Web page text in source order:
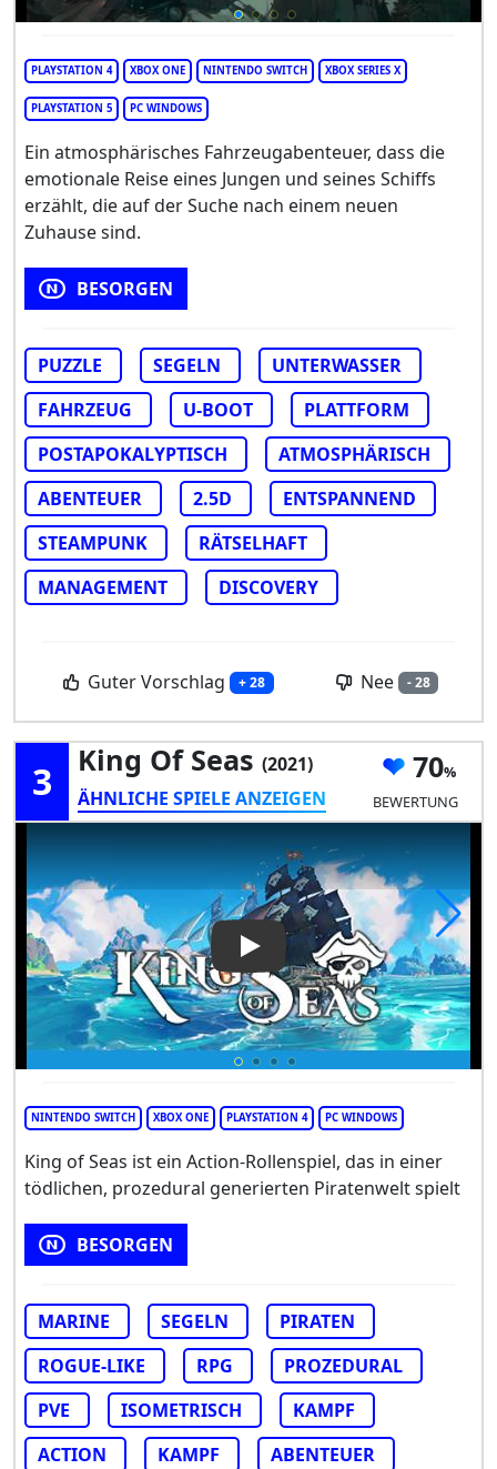
PLAYSTATION 4 XBOX ONE NINTENDO SWITCH XBOX SERIES X
PLAYSTATION 5 PC WINDOWS
Ein atmosphärisches Fahrzeugabenteuer, dass die
emotionale Reise eines Jungen und seines Schiffs
erzählt, die auf der Suche nach einem neuen
Zuhause sind.
BESORGEN
PUZZLE SEGELN
UNTERWASSER
FAHRZEUG
U-BOOT
PLATTFORM
POSTAPOKALYPTISCH
ATMOSPHÄRISCH
ABENTEUER
2.5D
ENTSPANNEND
STEAMPUNK
RÄTSELHAFT
MANAGEMENT
DISCOVERY
Guter Vorschlag + 28 Nee - 28
3 King Of Seas (2021)
ÄHNLICHE SPIELE ANZEIGEN
70
BEWERTUNG
Play Video: King of Seas
NINTENDO SWITCH XBOX ONE PLAYSTATION 4 PC WINDOWS
King of Seas ist ein Action-Rollenspiel, das in einer
tödlichen, prozedural generierten Piratenwelt spielt
BESORGEN
MARINE SEGELN
PIRATEN
ROGUE-LIKE
RPG
PROZEDURAL
PVE
ISOMETRISCH
KAMPF
ACTION
KAMPF ABENTEUER